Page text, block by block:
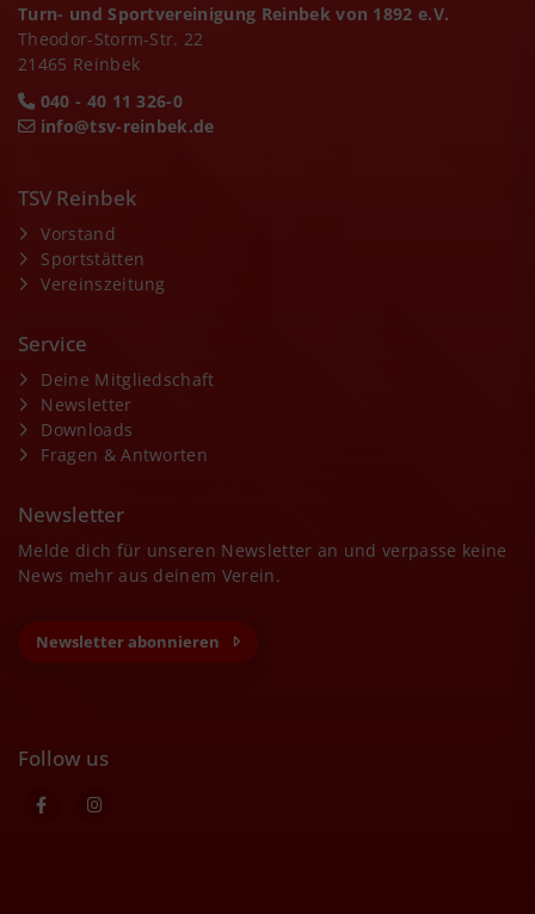
Turn- und Sportvereinigung Reinbek von 1892 e.V.
Theodor-Storm-Str. 22
21465 Reinbek
040 - 40 11 326-0
info@tsv-reinbek.de
TSV Reinbek
Vorstand
Sportstätten
Vereinszeitung
Service
Deine Mitgliedschaft
Newsletter
Downloads
Fragen & Antworten
Newsletter
Melde dich für unseren Newsletter an und verpasse keine
News mehr aus deinem Verein.
Newsletter abonnieren
Follow us